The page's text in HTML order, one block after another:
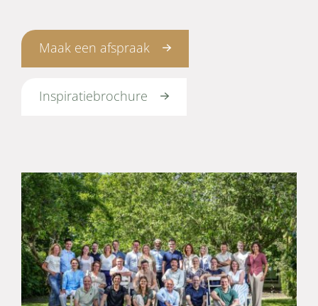
Maak een afspraak
Inspiratiebrochure